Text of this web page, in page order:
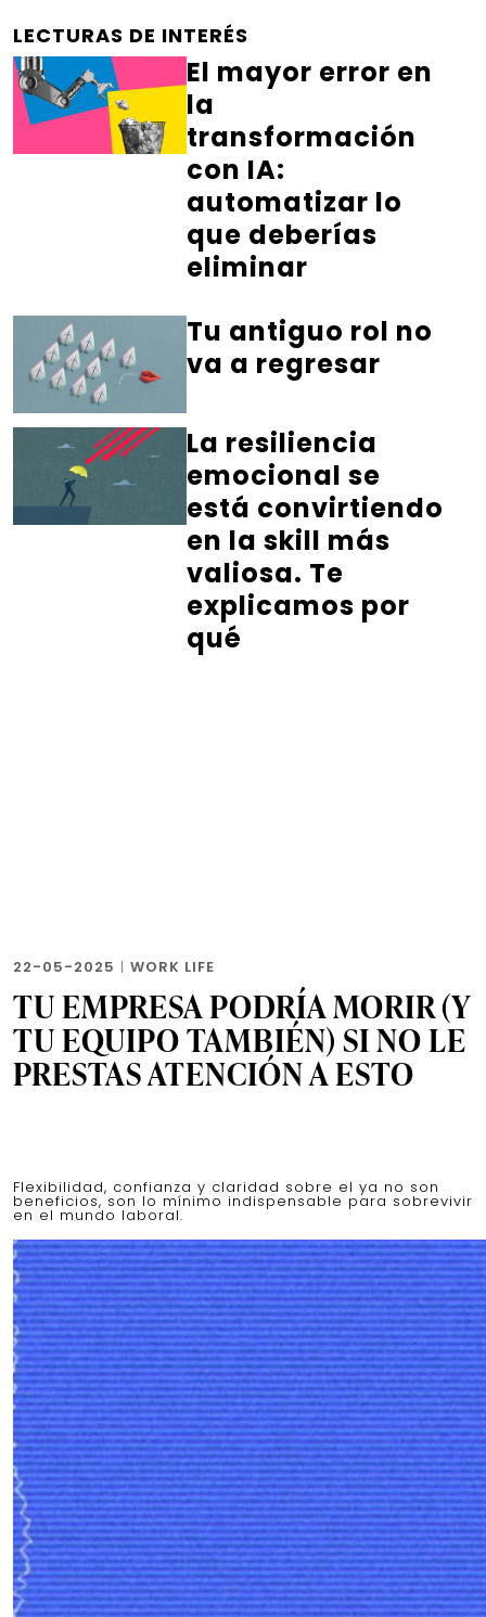
LECTURAS DE INTERÉS
El mayor error en
la
transformación
con IA:
automatizar lo
que deberías
eliminar
Tu antiguo rol no
va a regresar
La resiliencia
emocional se
está convirtiendo
en la skill más
valiosa. Te
explicamos por
qué
22-05-2025 | WORK LIFE
TU EMPRESA PODRÍA MORIR (Y
TU EQUIPO TAMBIÉN) SI NO LE
PRESTAS ATENCIÓN A ESTO
Flexibilidad, confianza y claridad sobre el ya no son
beneficios, son lo mínimo indispensable para sobrevivir
en el mundo laboral.